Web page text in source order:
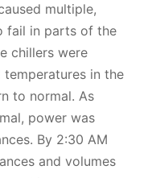
multiple,
fail in parts of the
chillers were
temperatures in the
to normal. As
power was
By 2:30 AM
and volumes